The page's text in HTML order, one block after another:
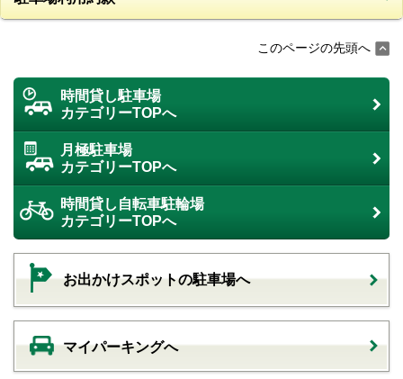
このページの先頭へ
時間貸し駐車場
カテゴリーTOPへ
月極駐車場
カテゴリーTOPへ
時間貸し自転車駐輪場
カテゴリーTOPへ
お出かけスポットの駐車場へ
マイパーキングへ